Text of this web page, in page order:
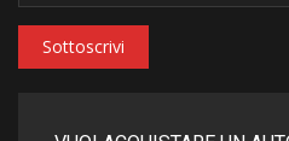
Sottoscrivi